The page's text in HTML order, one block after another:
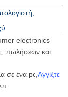
electronics
πωλήσεων και
σε ένα pc, Αγγίξτε